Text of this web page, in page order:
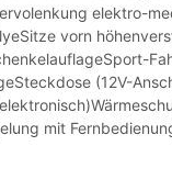
elektro-
vorn
(12V-
mit